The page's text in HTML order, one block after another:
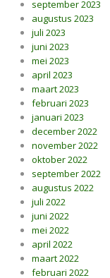
september 2023
augustus 2023
juli 2023
juni 2023
mei 2023
april 2023
maart 2023
februari 2023
januari 2023
december 2022
november 2022
oktober 2022
september 2022
augustus 2022
juli 2022
juni 2022
mei 2022
april 2022
maart 2022
februari 2022